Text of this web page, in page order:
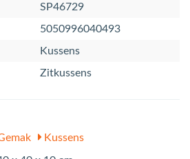
SP46729
5050996040493
Kussens
Zitkussens
Kussens